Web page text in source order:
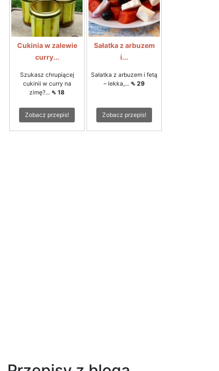
Cukinia w zalewie
curry...
Szukasz chrupiącej
cukinii w curry na
zimę?... ⇖ 18
Zobacz przepis!
Sałatka z arbuzem
i...
Sałatka z arbuzem i fetą
– lekka,... ⇖ 29
Zobacz przepis!